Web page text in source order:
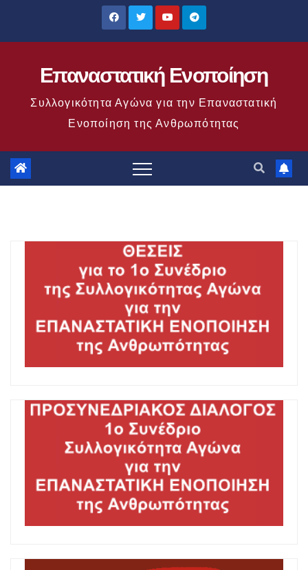
Επαναστατική Ενοποίηση
Συλλογικότητα Αγώνα για την Επαναστατική
Ενοποίηση της Ανθρωπότητας